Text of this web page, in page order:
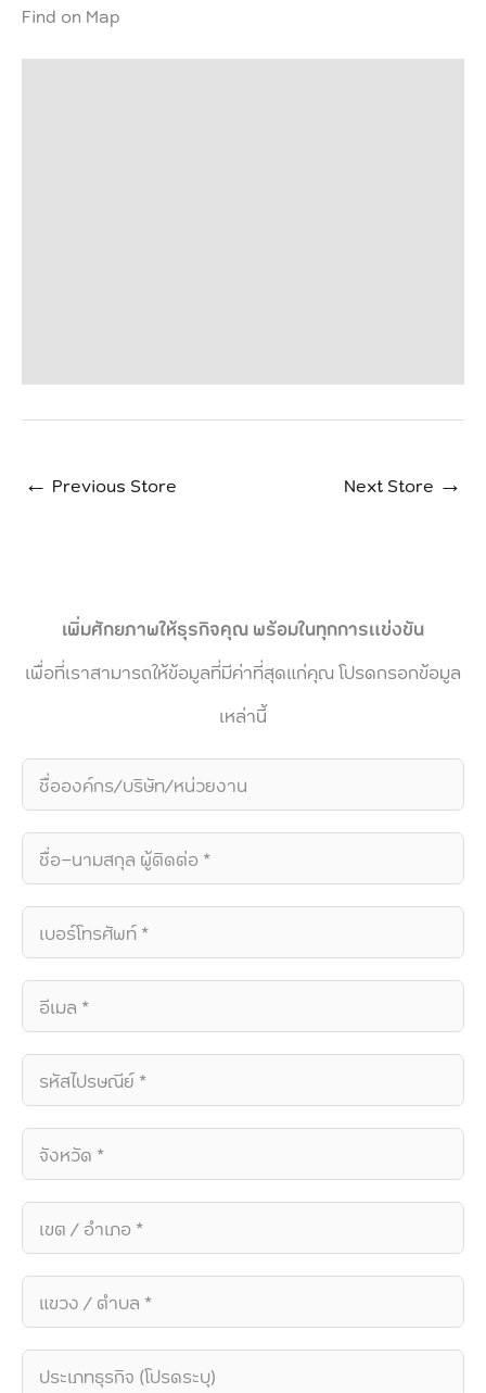
Find on Map
← Previous Store Next Store →
เพิ่มศักยภาพให้ธุรกิจคุณ พร้อมในทุกการแข่งขัน
เพื่อที่เราสามารถให้ข้อมูลที่มีค่าที่สุดแก่คุณ โปรดกรอกข้อมูล
เหล่านี้